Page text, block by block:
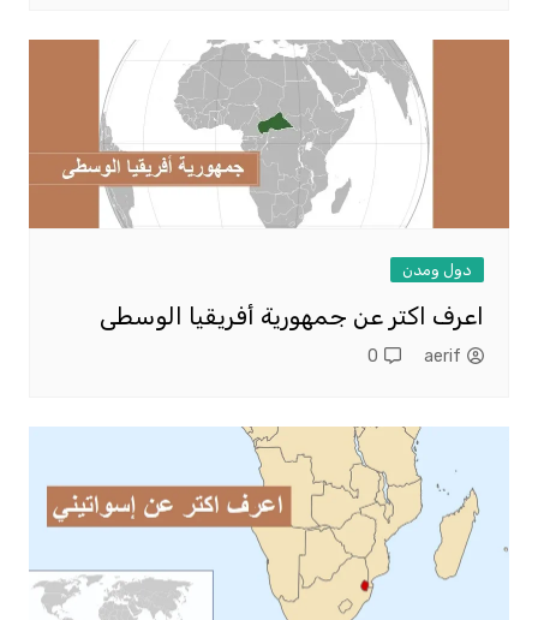
دول ومدن
اعرف اكتر عن جمهورية أفريقيا الوسطى
aerif
0